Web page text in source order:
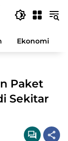
Ekonomi
Paket
Sekitar